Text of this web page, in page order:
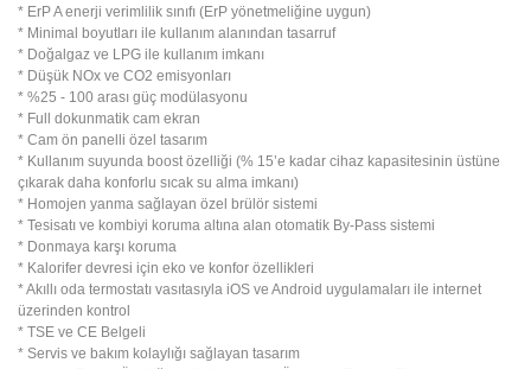
* ErP A enerji verimlilik sınıfı (ErP yönetmeliğine uygun)
* Minimal boyutları ile kullanım alanından tasarruf
* Doğalgaz ve LPG ile kullanım imkanı
* Düşük NOx ve CO2 emisyonları
* %25 - 100 arası güç modülasyonu
* Full dokunmatik cam ekran
* Cam ön panelli özel tasarım
* Kullanım suyunda boost özelliği (% 15’e kadar cihaz kapasitesinin üstüne
çıkarak daha konforlu sıcak su alma imkanı)
* Homojen yanma sağlayan özel brülör sistemi
* Tesisatı ve kombiyi koruma altına alan otomatik By-Pass sistemi
* Donmaya karşı koruma
* Kalorifer devresi için eko ve konfor özellikleri
* Akıllı oda termostatı vasıtasıyla iOS ve Android uygulamaları ile internet
üzerinden kontrol
* TSE ve CE Belgeli
* Servis ve bakım kolaylığı sağlayan tasarım